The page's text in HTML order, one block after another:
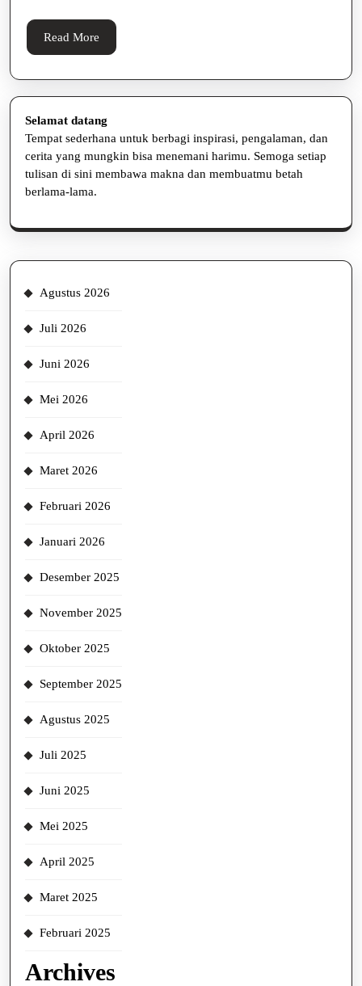
Read More
More
Selamat datang
Tempat sederhana untuk berbagi inspirasi, pengalaman, dan
cerita yang mungkin bisa menemani harimu. Semoga setiap
tulisan di sini membawa makna dan membuatmu betah
berlama-lama.
Agustus 2026
Juli 2026
Juni 2026
Mei 2026
April 2026
Maret 2026
Februari 2026
Januari 2026
Desember 2025
November 2025
Oktober 2025
September 2025
Agustus 2025
Juli 2025
Juni 2025
Mei 2025
April 2025
Maret 2025
Februari 2025
Archives